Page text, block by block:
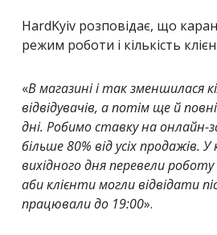
HardKyiv розповідає, що
режим роботи і кількість
«В магазині і так зменшилася
відвідувачів, а потім ще й
дні. Робимо ставку на онлайн-
більше 80% від усіх продажів.
вихідного дня перевели
аби клієнти могли відвідати
працювали до 19:00».